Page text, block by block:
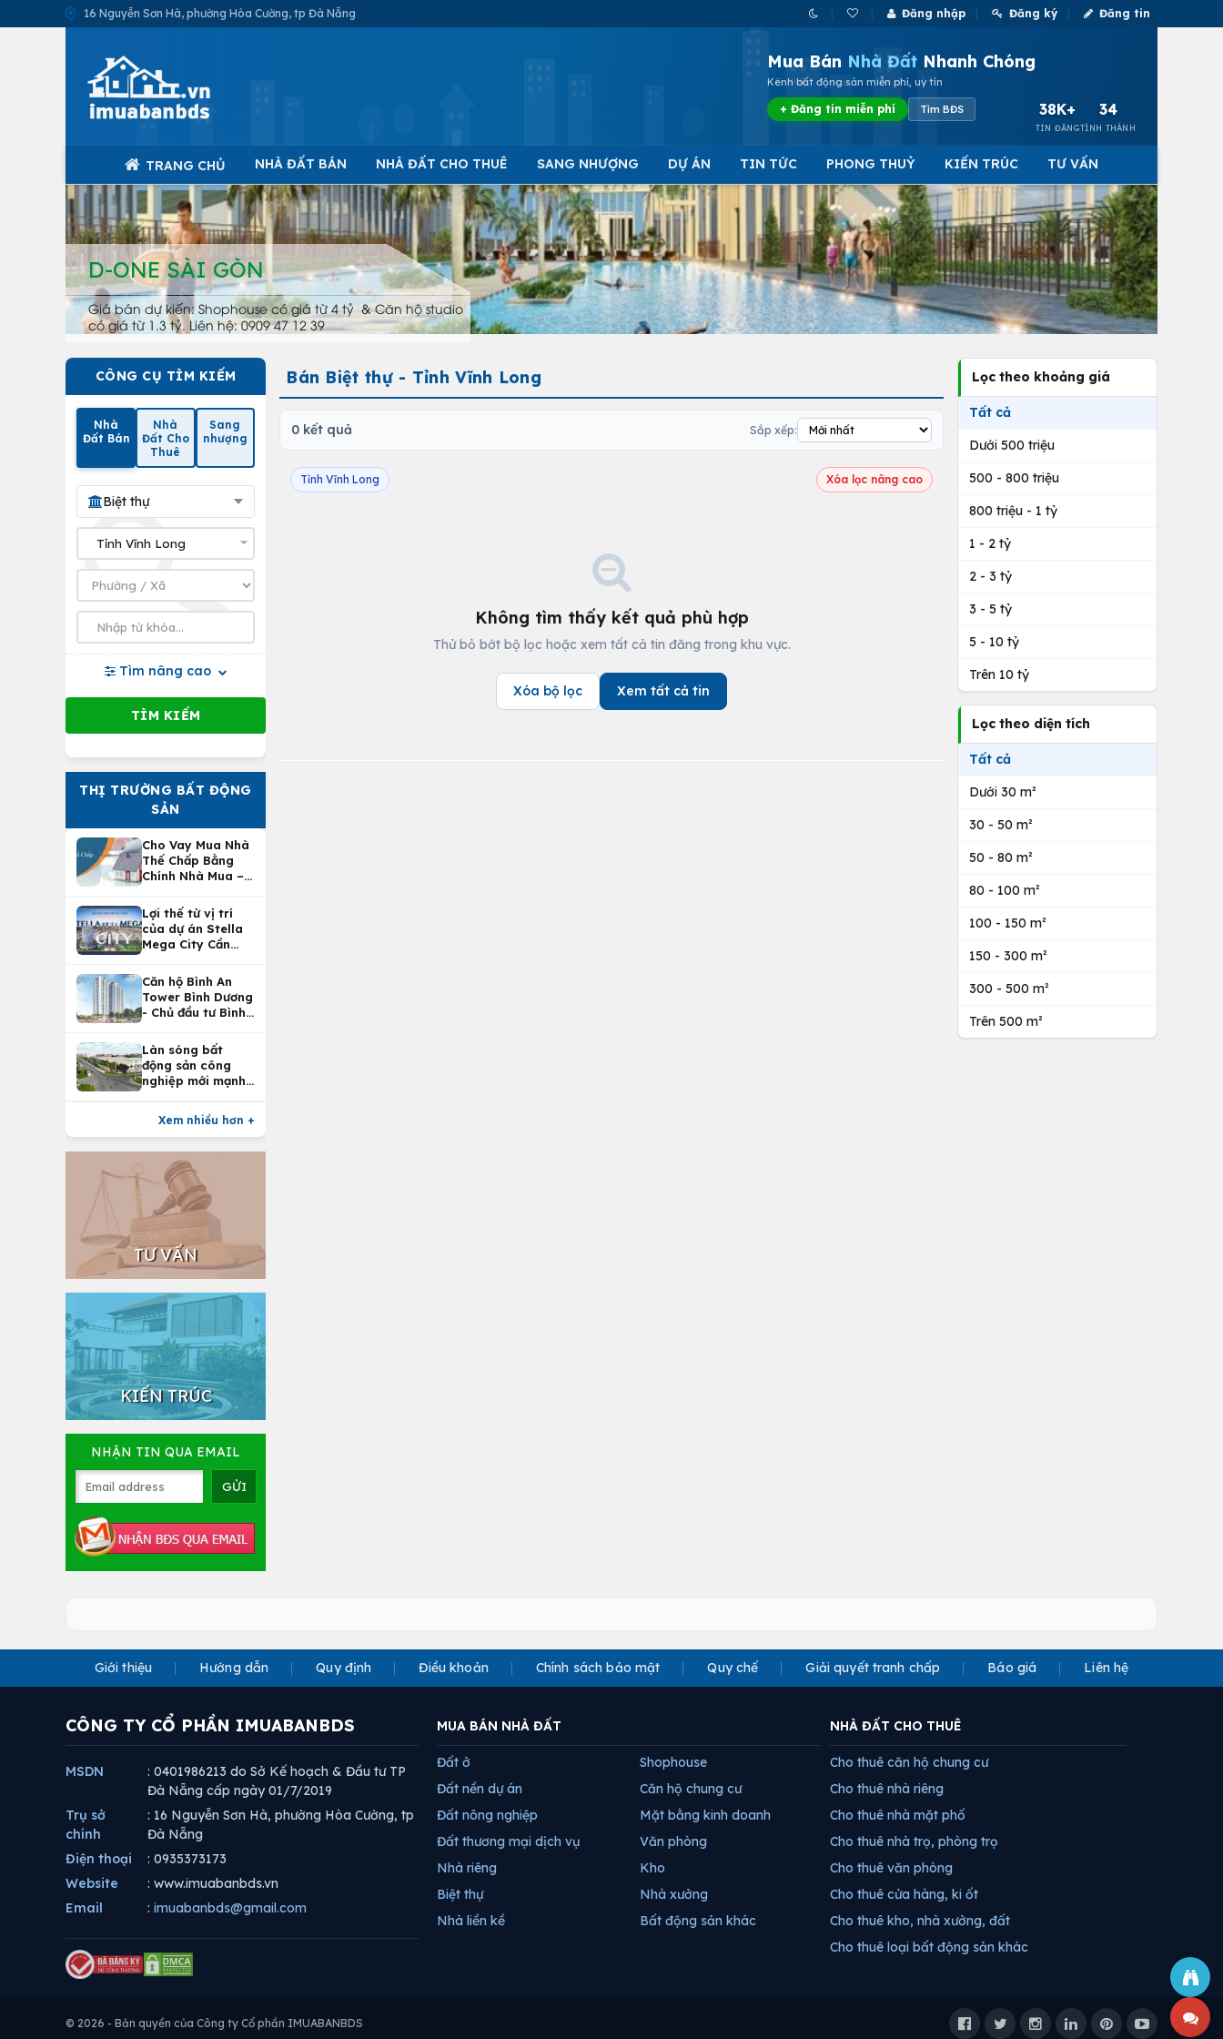
16 Nguyễn Sơn Hà, phường Hòa Cường, tp Đà Nẵng Đăng nhập Đăng ký Đăng tin
Mua Bán Nhà Đất Nhanh Chóng
Kênh bất động sản miễn phí, uy tín
+ Đăng tin miễn phí Tìm BĐS 38K+
TIN ĐĂNG
34
TỈNH THÀNH
TRANG CHỦ NHÀ ĐẤT BÁN NHÀ ĐẤT CHO THUÊ SANG NHƯỢNG DỰ ÁN TIN TỨC PHONG THUỶ KIẾN TRÚC TƯ VẤN
D-ONE SÀI GÒN
Giá bán dự kiến: Shophouse có giá từ 4 tỷ & Căn hộ studio
có giá từ 1.3 tỷ. Liên hệ: 0909 47 12 39
CÔNG CỤ TÌM KIẾM
Nhà
Đất Bán
Nhà
Đất Cho
Thuê
Sang
nhượng
Biệt thự
Tìm nâng cao
THỊ TRƯỜNG BẤT ĐỘNG
SẢN
Cho Vay Mua Nhà
Thế Chấp Bằng
Chính Nhà Mua –
Nhà Tại
Vietcombank
Lợi thế từ vị trí
của dự án Stella
Mega City Cần
Căn hộ Bình An
Tower Bình Dương
- Chủ đầu tư Bình
Làn sóng bất
động sản công
nghiệp mới mạnh
Xem nhiều hơn +
TƯ VẤN
KIẾN TRÚC
NHẬN TIN QUA EMAIL
Bán Biệt thự - Tỉnh Vĩnh Long
0 kết quả Sắp xếp:
Tỉnh Vĩnh Long Xóa lọc nâng cao
Không tìm thấy kết quả phù hợp
Thử bỏ bớt bộ lọc hoặc xem tất cả tin đăng trong khu vực.
Xóa bộ lọc Xem tất cả tin
Lọc theo khoảng giá
Tất cả
Dưới 500 triệu
500 - 800 triệu
800 triệu - 1 tỷ
1 - 2 tỷ
2 - 3 tỷ
3 - 5 tỷ
5 - 10 tỷ
Trên 10 tỷ
Lọc theo diện tích
Tất cả
Dưới 30 m²
30 - 50 m²
50 - 80 m²
80 - 100 m²
100 - 150 m²
150 - 300 m²
300 - 500 m²
Trên 500 m²
Giới thiệu Hướng dẫn Quy định Điều khoản Chính sách bảo mật Quy chế Giải quyết tranh chấp Báo giá Liên hệ
CÔNG TY CỔ PHẦN IMUABANBDS
MSDN
: 0401986213 do Sở Kế hoạch & Đầu tư TP
Đà Nẵng cấp ngày 01/7/2019
Trụ sở
chính
: 16 Nguyễn Sơn Hà, phường Hòa Cường, tp
Đà Nẵng
Điện thoại
: 0935373173
Website
: www.imuabanbds.vn
Email
: imuabanbds@gmail.com
MUA BÁN NHÀ ĐẤT
Đất ở
Đất nền dự án
Đất nông nghiệp
Đất thương mại dịch vụ
Nhà riêng
Biệt thự
Nhà liền kề
Shophouse
Căn hộ chung cư
Mặt bằng kinh doanh
Văn phòng
Kho
Nhà xưởng
Bất động sản khác
NHÀ ĐẤT CHO THUÊ
Cho thuê căn hộ chung cư
Cho thuê nhà riêng
Cho thuê nhà mặt phố
Cho thuê nhà trọ, phòng trọ
Cho thuê văn phòng
Cho thuê cửa hàng, ki ốt
Cho thuê kho, nhà xưởng, đất
Cho thuê loại bất động sản khác
© 2026 - Bản quyền của Công ty Cổ phần IMUABANBDS